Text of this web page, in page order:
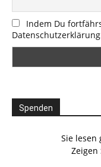
Indem Du
Spenden
Sie lesen
Zeigen